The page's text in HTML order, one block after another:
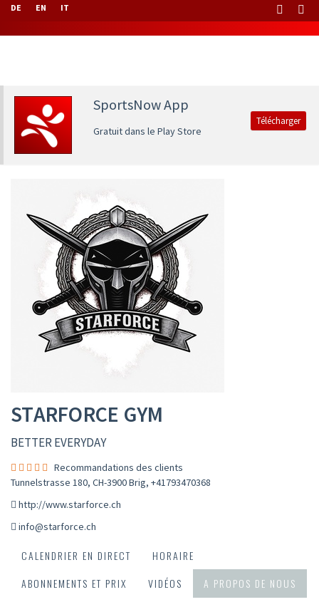
DE EN IT
SportsNow App
Gratuit dans le Play Store
Télécharger
STARFORCE GYM
BETTER EVERYDAY
Recommandations des clients
Tunnelstrasse 180, CH-3900 Brig, +41793470368
http://www.starforce.ch
info@starforce.ch
CALENDRIER EN DIRECT
HORAIRE
ABONNEMENTS ET PRIX
VIDÉOS
A PROPOS DE NOUS